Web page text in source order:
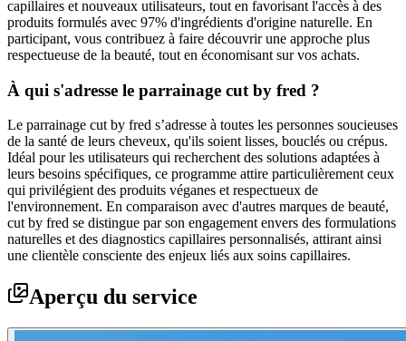
capillaires et nouveaux utilisateurs, tout en favorisant l'accès à des
produits formulés avec 97% d'ingrédients d'origine naturelle. En
participant, vous contribuez à faire découvrir une approche plus
respectueuse de la beauté, tout en économisant sur vos achats.
À qui s'adresse le parrainage cut by fred ?
Le parrainage cut by fred s’adresse à toutes les personnes soucieuses
de la santé de leurs cheveux, qu'ils soient lisses, bouclés ou crépus.
Idéal pour les utilisateurs qui recherchent des solutions adaptées à
leurs besoins spécifiques, ce programme attire particulièrement ceux
qui privilégient des produits véganes et respectueux de
l'environnement. En comparaison avec d'autres marques de beauté,
cut by fred se distingue par son engagement envers des formulations
naturelles et des diagnostics capillaires personnalisés, attirant ainsi
une clientèle consciente des enjeux liés aux soins capillaires.
Aperçu du service